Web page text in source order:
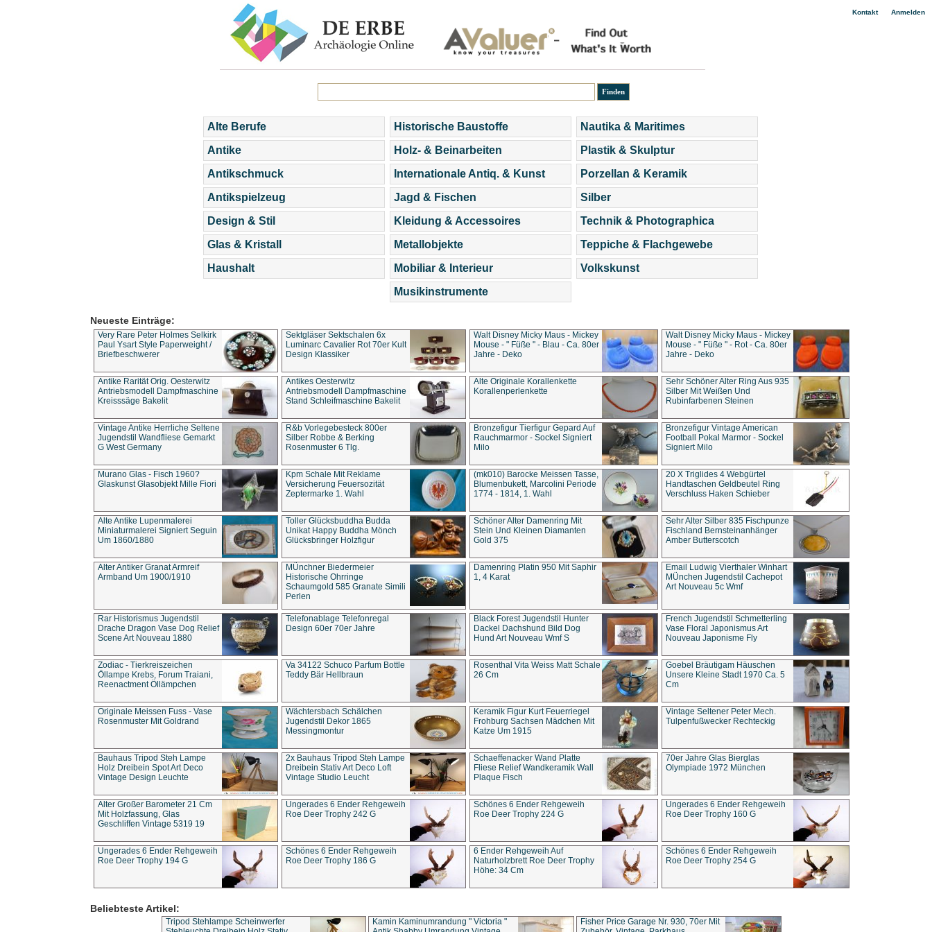
Kontakt| Anmelden
Alte Berufe
Antike
Antikschmuck
Antikspielzeug
Design & Stil
Glas & Kristall
Haushalt
Historische Baustoffe
Holz- & Beinarbeiten
Internationale Antiq. & Kunst
Jagd & Fischen
Kleidung & Accessoires
Metallobjekte
Mobiliar & Interieur
Musikinstrumente
Nautika & Maritimes
Plastik & Skulptur
Porzellan & Keramik
Silber
Technik & Photographica
Teppiche & Flachgewebe
Volkskunst
Neueste Einträge:
Very Rare Peter Holmes Selkirk
Paul Ysart Style Paperweight /
Briefbeschwerer
Sektgläser Sektschalen 6x
Luminarc Cavalier Rot 70er Kult
Design Klassiker
Walt Disney Micky Maus - Mickey
Mouse - " Füße " - Blau - Ca. 80er
Jahre - Deko
Walt Disney Micky Maus - Mickey
Mouse - " Füße " - Rot - Ca. 80er
Jahre - Deko
Antike Rarität Orig. Oesterwitz
Antriebsmodell Dampfmaschine
Kreisssäge Bakelit
Antikes Oesterwitz
Antriebsmodell Dampfmaschine
Stand Schleifmaschine Bakelit
Alte Originale Korallenkette
Korallenperlenkette
Sehr Schöner Alter Ring Aus 935
Silber Mit Weißen Und
Rubinfarbenen Steinen
Vintage Antike Herrliche Seltene
Jugendstil Wandfliese Gemarkt
G West Germany
R&b Vorlegebesteck 800er
Silber Robbe & Berking
Rosenmuster 6 Tlg.
Bronzefigur Tierfigur Gepard Auf
Rauchmarmor - Sockel Signiert
Milo
Bronzefigur Vintage American
Football Pokal Marmor - Sockel
Signiert Milo
Murano Glas - Fisch 1960?
Glaskunst Glasobjekt Mille Fiori
Kpm Schale Mit Reklame
Versicherung Feuersozität
Zeptermarke 1. Wahl
(mk010) Barocke Meissen Tasse,
Blumenbukett, Marcolini Periode
1774 - 1814, 1. Wahl
20 X Triglides 4 Webgürtel
Handtaschen Geldbeutel Ring
Verschluss Haken Schieber
Alte Antike Lupenmalerei
Miniaturmalerei Signiert Seguin
Um 1860/1880
Toller Glücksbuddha Budda
Unikat Happy Buddha Mönch
Glücksbringer Holzfigur
Schöner Alter Damenring Mit
Stein Und Kleinen Diamanten
Gold 375
Sehr Alter Silber 835 Fischpunze
Fischland Bernsteinanhänger
Amber Butterscotch
Alter Antiker Granat Armreif
Armband Um 1900/1910
MÜnchner Biedermeier
Historische Ohrringe
Schaumgold 585 Granate Simili
Perlen
Damenring Platin 950 Mit Saphir
1, 4 Karat
Email Ludwig Vierthaler Winhart
MÜnchen Jugendstil Cachepot
Art Nouveau 5c Wmf
Rar Historismus Jugendstil
Drache Dragon Vase Dog Relief
Scene Art Nouveau 1880
Telefonablage Telefonregal
Design 60er 70er Jahre
Black Forest Jugendstil Hunter
Dackel Dachshund Bild Dog
Hund Art Nouveau Wmf S
French Jugendstil Schmetterling
Vase Floral Japonismus Art
Nouveau Japonisme Fly
Zodiac - Tierkreiszeichen
Öllampe Krebs, Forum Traiani,
Reenactment Öllämpchen
Va 34122 Schuco Parfum Bottle
Teddy Bär Hellbraun
Rosenthal Vita Weiss Matt Schale
26 Cm
Goebel Bräutigam Häuschen
Unsere Kleine Stadt 1970 Ca. 5
Cm
Originale Meissen Fuss - Vase
Rosenmuster Mit Goldrand
Wächtersbach Schälchen
Jugendstil Dekor 1865
Messingmontur
Keramik Figur Kurt Feuerriegel
Frohburg Sachsen Mädchen Mit
Katze Um 1915
Vintage Seltener Peter Mech.
Tulpenfußwecker Rechteckig
Bauhaus Tripod Steh Lampe
Holz Dreibein Spot Art Deco
Vintage Design Leuchte
2x Bauhaus Tripod Steh Lampe
Dreibein Stativ Art Deco Loft
Vintage Studio Leucht
Schaeffenacker Wand Platte
Fliese Relief Wandkeramik Wall
Plaque Fisch
70er Jahre Glas Bierglas
Olympiade 1972 München
Alter Großer Barometer 21 Cm
Mit Holzfassung, Glas
Geschliffen Vintage 5319 19
Ungerades 6 Ender Rehgeweih
Roe Deer Trophy 242 G
Schönes 6 Ender Rehgeweih
Roe Deer Trophy 224 G
Ungerades 6 Ender Rehgeweih
Roe Deer Trophy 160 G
Ungerades 6 Ender Rehgeweih
Roe Deer Trophy 194 G
Schönes 6 Ender Rehgeweih
Roe Deer Trophy 186 G
6 Ender Rehgeweih Auf
Naturholzbrett Roe Deer Trophy
Höhe: 34 Cm
Schönes 6 Ender Rehgeweih
Roe Deer Trophy 254 G
Beliebteste Artikel:
Tripod Stehlampe Scheinwerfer
Kamin Kaminumrandung " Victoria "
Fisher Price Garage Nr. 930, 70er Mit